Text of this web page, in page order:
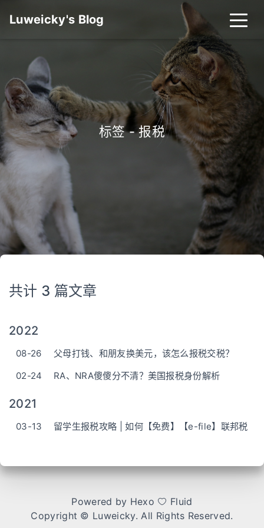
Luweicky's Blog
标签 - 报税
共计 3 篇文章
2022
08-26
父母打钱、和朋友换美元，该怎么报税交税？
02-24
RA、NRA傻傻分不清？美国报税身份解析
2021
03-13 留学生报税攻略 | 如何【免费】【e-file】联邦税
Powered by Hexo
Fluid
Copyright © Luweicky. All Rights Reserved.